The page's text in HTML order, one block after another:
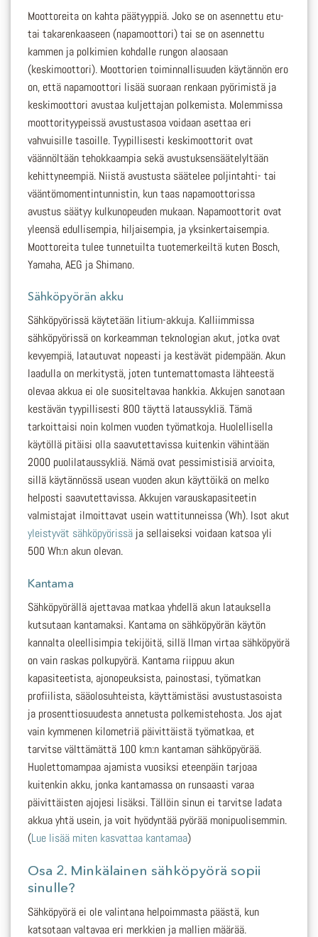
Moottoreita on kahta päätyyppiä. Joko se on asennettu etu-
tai takarenkaaseen (napamoottori) tai se on asennettu
kammen ja polkimien kohdalle rungon alaosaan
(keskimoottori). Moottorien toiminnallisuuden käytännön ero
on, että napamoottori lisää suoraan renkaan pyörimistä ja
keskimoottori avustaa kuljettajan polkemista. Molemmissa
moottorityypeissä avustustasoa voidaan asettaa eri
vahvuisille tasoille. Tyypillisesti keskimoottorit ovat
väännöltään tehokkaampia sekä avustuksensäätelyltään
kehittyneempiä. Niistä avustusta säätelee poljintahti- tai
vääntömomentintunnistin, kun taas napamoottorissa
avustus säätyy kulkunopeuden mukaan. Napamoottorit ovat
yleensä edullisempia, hiljaisempia, ja yksinkertaisempia.
Moottoreita tulee tunnetuilta tuotemerkeiltä kuten Bosch,
Yamaha, AEG ja Shimano.
Sähköpyörän akku
Sähköpyörissä käytetään litium-akkuja. Kalliimmissa
sähköpyörissä on korkeamman teknologian akut, jotka ovat
kevyempiä, latautuvat nopeasti ja kestävät pidempään. Akun
laadulla on merkitystä, joten tuntemattomasta lähteestä
olevaa akkua ei ole suositeltavaa hankkia. Akkujen sanotaan
kestävän tyypillisesti 800 täyttä lataussykliä. Tämä
tarkoittaisi noin kolmen vuoden työmatkoja. Huolellisella
käytöllä pitäisi olla saavutettavissa kuitenkin vähintään
2000 puolilataussykliä. Nämä ovat pessimistisiä arvioita,
sillä käytännössä usean vuoden akun käyttöikä on melko
helposti saavutettavissa. Akkujen varauskapasiteetin
valmistajat ilmoittavat usein wattitunneissa (Wh). Isot akut
yleistyvät sähköpyörissä ja sellaiseksi voidaan katsoa yli
500 Wh:n akun olevan.
Kantama
Sähköpyörällä ajettavaa matkaa yhdellä akun latauksella
kutsutaan kantamaksi. Kantama on sähköpyörän käytön
kannalta oleellisimpia tekijöitä, sillä Ilman virtaa sähköpyörä
on vain raskas polkupyörä. Kantama riippuu akun
kapasiteetista, ajonopeuksista, painostasi, työmatkan
profiilista, sääolosuhteista, käyttämistäsi avustustasoista
ja prosenttiosuudesta annetusta polkemistehosta. Jos ajat
vain kymmenen kilometriä päivittäistä työmatkaa, et
tarvitse välttämättä 100 km:n kantaman sähköpyörää.
Huolettomampaa ajamista vuosiksi eteenpäin tarjoaa
kuitenkin akku, jonka kantamassa on runsaasti varaa
päivittäisten ajojesi lisäksi. Tällöin sinun ei tarvitse ladata
akkua yhtä usein, ja voit hyödyntää pyörää monipuolisemmin.
(Lue lisää miten kasvattaa kantamaa)
Osa 2. Minkälainen sähköpyörä sopii
sinulle?
Sähköpyörä ei ole valintana helpoimmasta päästä, kun
katsotaan valtavaa eri merkkien ja mallien määrää.